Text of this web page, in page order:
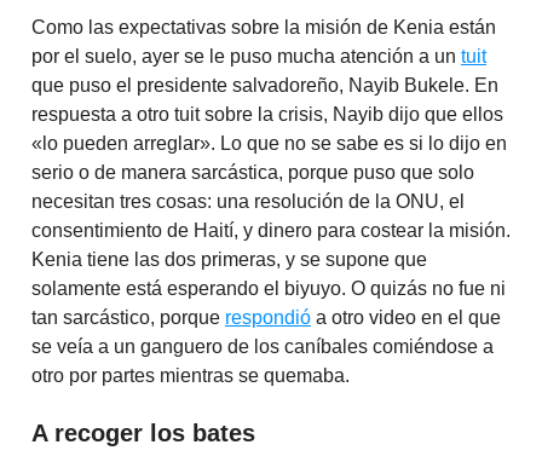
Como las expectativas sobre la misión de Kenia están
por el suelo, ayer se le puso mucha atención a un tuit
que puso el presidente salvadoreño, Nayib Bukele. En
respuesta a otro tuit sobre la crisis, Nayib dijo que ellos
«lo pueden arreglar». Lo que no se sabe es si lo dijo en
serio o de manera sarcástica, porque puso que solo
necesitan tres cosas: una resolución de la ONU, el
consentimiento de Haití, y dinero para costear la misión.
Kenia tiene las dos primeras, y se supone que
solamente está esperando el biyuyo. O quizás no fue ni
tan sarcástico, porque respondió a otro video en el que
se veía a un ganguero de los caníbales comiéndose a
otro por partes mientras se quemaba.
A recoger los bates